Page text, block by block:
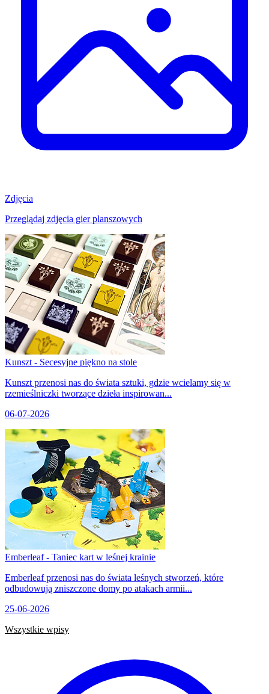
Zdjęcia
Przeglądaj zdjęcia gier planszowych
Kunszt - Secesyjne piękno na stole
Kunszt przenosi nas do świata sztuki, gdzie wcielamy się w
rzemieślniczki tworzące dzieła inspirowan...
06-07-2026
Emberleaf - Taniec kart w leśnej krainie
Emberleaf przenosi nas do świata leśnych stworzeń, które
odbudowują zniszczone domy po atakach armii...
25-06-2026
Wszystkie wpisy